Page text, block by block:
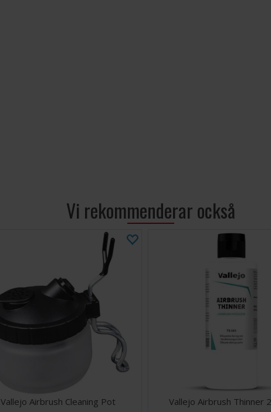
är denna
arbetspassen.
kompatibel på
sprutar
uppgradering
Vi rekommenderar också
Vallejo Airbrush Cleaning Pot Vallejo Airbrush Thinner